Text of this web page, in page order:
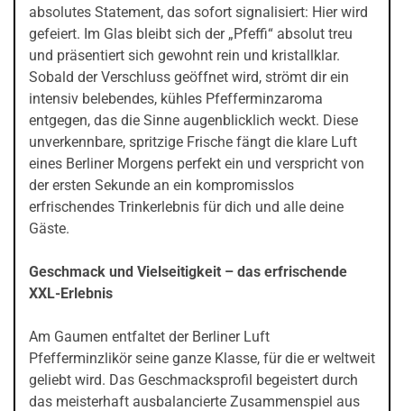
absolutes Statement, das sofort signalisiert: Hier wird
gefeiert. Im Glas bleibt sich der „Pfeffi“ absolut treu
und präsentiert sich gewohnt rein und kristallklar.
Sobald der Verschluss geöffnet wird, strömt dir ein
intensiv belebendes, kühles Pfefferminzaroma
entgegen, das die Sinne augenblicklich weckt. Diese
unverkennbare, spritzige Frische fängt die klare Luft
eines Berliner Morgens perfekt ein und verspricht von
der ersten Sekunde an ein kompromisslos
erfrischendes Trinkerlebnis für dich und alle deine
Gäste.
Geschmack und Vielseitigkeit – das erfrischende
XXL-Erlebnis
Am Gaumen entfaltet der Berliner Luft
Pfefferminzlikör seine ganze Klasse, für die er weltweit
geliebt wird. Das Geschmacksprofil begeistert durch
das meisterhaft ausbalancierte Zusammenspiel aus